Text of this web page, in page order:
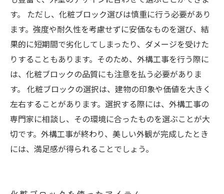
す。 ただし、化粧ブロック選びは慎重に行う必要があり
ます。強度や耐久性を考慮せずに安価なものを選び、結
果的に短期間で劣化してしまったり、ダメージを受けた
りすることもあります。そのため、外構工事を行う際に
は、化粧ブロックの品質にも注意を払う必要がありま
す。 化粧ブロックの選択は、建物の印象や価値を大きく
左右することがあります。選択する際には、外構工事の
専門家に相談し、その環境に合ったものを選ぶことが大
切です。外構工事が終わり、美しい外観が完成したとき
には、満足感が得られることでしょう。